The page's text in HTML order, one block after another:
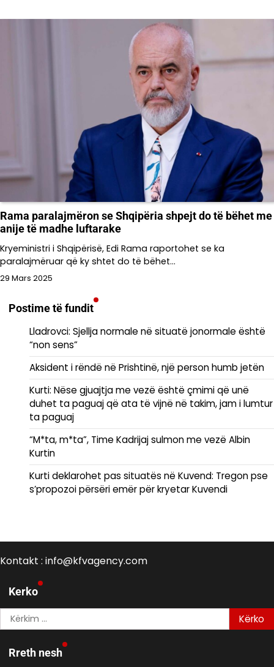
Rama paralajmëron se Shqipëria shpejt do të bëhet me
anije të madhe luftarake
Kryeministri i Shqipërisë, Edi Rama raportohet se ka
paralajmëruar që ky shtet do të bëhet…
29 Mars 2025
Postime të fundit
Lladrovci: Sjellja normale në situatë jonormale është
“non sens”
Aksident i rëndë në Prishtinë, një person humb jetën
Kurti: Nëse gjuajtja me vezë është çmimi që unë
duhet ta paguaj që ata të vijnë në takim, jam i lumtur
ta paguaj
“M*ta, m*ta”, Time Kadrijaj sulmon me vezë Albin
Kurtin
Kurti deklarohet pas situatës në Kuvend: Tregon pse
s’propozoi përsëri emër për kryetar Kuvendi
Kontakt : info@kfvagency.com
Kerko
Kërko
për:
Rreth nesh